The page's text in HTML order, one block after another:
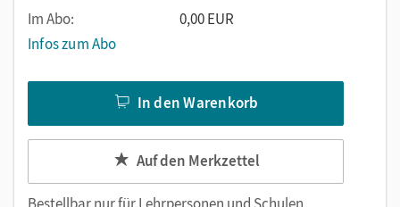
Im Abo:
0,00 EUR
Infos zum Abo
In den Warenkorb
Auf den Merkzettel